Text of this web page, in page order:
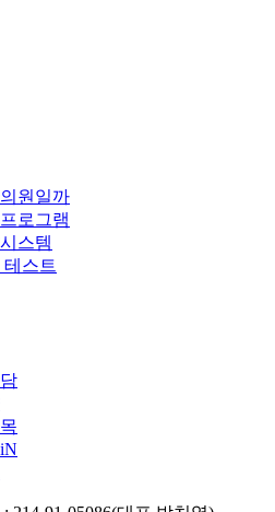
원일까
로그램
스템
스트